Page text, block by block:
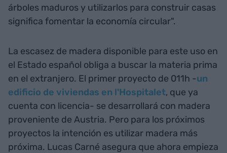
árboles maduros y utilizarlos para construir casas
significa fomentar la economía circular".
La escasez de madera disponible para este uso en
el Estado español obliga a buscar la materia prima
en el extranjero. El primer proyecto de 011h -un
edificio de viviendas en l'Hospitalet, que ya
cuenta con licencia- se desarrollará con madera
proveniente de Austria. Pero para los próximos
proyectos la intención es utilizar madera más
próxima. Lucas Carné asegura que ahora empieza